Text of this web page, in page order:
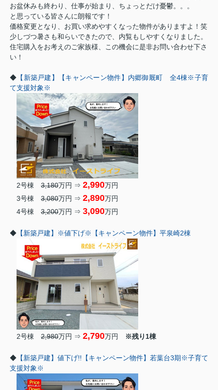
お盆休みも終わり、仕事が始まり、ちょっとだけ憂鬱。。。
と思っている皆さんに朗報です！
価格変更となり、お買い求めやすくなった物件がありますよ！笑
少しづつ暑さも和らいできたので、内覧もしやすくなりました。
住宅購入をお考えのご家族様、この機会に是非お問い合わせ下さ
い！
◆ 【新築戸建】【キャンペーン物件】内郷御厩町 全4棟※子育
て支援対象※
2号棟 3,180万円 ⇒ 2,990万円
3号棟 3,080万円 ⇒ 2,890万円
4号棟 3,200万円 ⇒ 3,090万円
◆ 【新築戸建】※値下げ※【キャンペーン物件】平泉崎2棟
2号棟 2,980万円 ⇒ 2,790万円 ※残り1棟
◆ 【新築戸建】値下げ!!【キャンペーン物件】若葉台3期※子育て
支援対象※